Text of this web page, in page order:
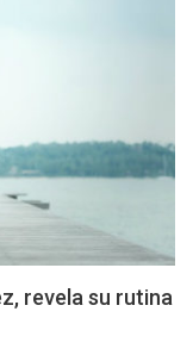
revela su rutina